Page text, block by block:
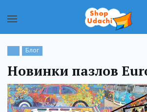
Блог
Новинки пазлов